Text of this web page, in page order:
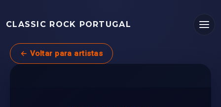
CLASSIC ROCK PORTUGAL
← Voltar para artistas